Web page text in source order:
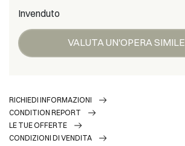
Invenduto
VALUTA UN'OPERA SIMILE
RICHIEDI INFORMAZIONI
CONDITION REPORT
LE TUE OFFERTE
CONDIZIONI DI VENDITA